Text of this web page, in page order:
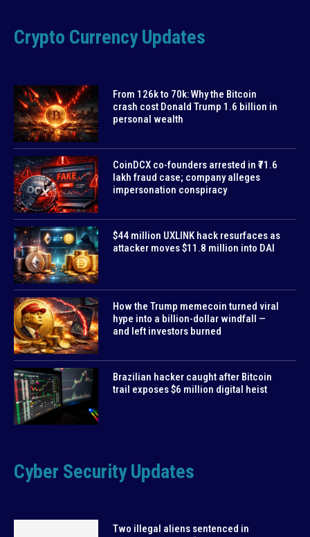
Crypto Currency Updates
From 126k to 70k: Why the Bitcoin
crash cost Donald Trump 1.6 billion in
personal wealth
CoinDCX co-founders arrested in ₹71.6
lakh fraud case; company alleges
impersonation conspiracy
$44 million UXLINK hack resurfaces as
attacker moves $11.8 million into DAI
How the Trump memecoin turned viral
hype into a billion-dollar windfall —
and left investors burned
Brazilian hacker caught after Bitcoin
trail exposes $6 million digital heist
Cyber Security Updates
Two illegal aliens sentenced in